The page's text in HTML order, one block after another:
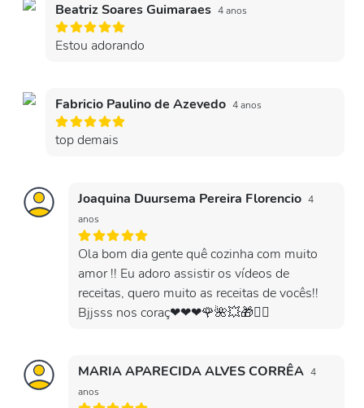
Beatriz Soares Guimaraes 4 anos
Estou adorando
Fabricio Paulino de Azevedo 4 anos
top demais
Joaquina Duursema Pereira Florencio 4
anos
Ola bom dia gente quê cozinha com muito
amor !! Eu adoro assistir os vídeos de
receitas, quero muito as receitas de vocês!!
Bjjsss nos coraç❤❤❤🌹🌺💥🎁🙋‍♀️
MARIA APARECIDA ALVES CORRÊA 4
anos